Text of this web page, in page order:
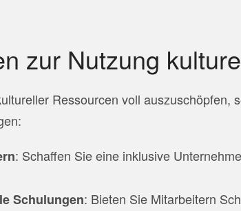
zur Nutzung
Ressourcen voll auszuschöpfen,
: Schaffen Sie eine inklusive
Schulungen: Bieten Sie Mitarbeitern